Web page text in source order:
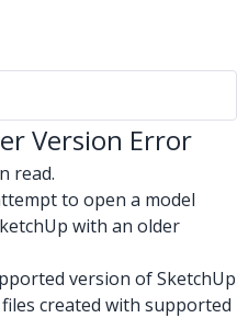
Version Error
read.
to open a model
with an older
version of SketchUp
created with supported